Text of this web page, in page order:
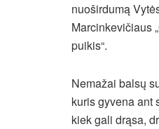
nuoširdumą
Marcinkevičiaus
puikis“.
Nemažai balsų
kuris gyvena ant
kiek gali drąsa,